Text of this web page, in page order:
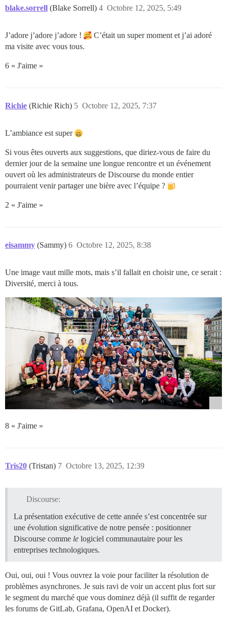
blake.sorrell (Blake Sorrell) Octobre 12, 2025, 5:49
4
J’adore j’adore j’adore !
C’était un super moment et j’ai adoré
ma visite avec vous tous.
6 « J'aime »
Richie (Richie Rich) Octobre 12, 2025, 7:37
5
L’ambiance est super
Si vous êtes ouverts aux suggestions, que diriez-vous de faire du
dernier jour de la semaine une longue rencontre et un événement
ouvert où les administrateurs de Discourse du monde entier
pourraient venir partager une bière avec l’équipe ?
2 « J'aime »
eisammy (Sammy) Octobre 12, 2025, 8:38
6
Une image vaut mille mots, mais s’il fallait en choisir une, ce serait :
Diversité, merci à tous.
8 « J'aime »
Tris20 (Tristan) Octobre 13, 2025, 12:39
7
Discourse:
La présentation exécutive de cette année s’est concentrée sur
une évolution significative de notre pensée : positionner
Discourse comme le logiciel communautaire pour les
entreprises technologiques.
Oui, oui, oui ! Vous ouvrez la voie pour faciliter la résolution de
problèmes asynchrones. Je suis ravi de voir un accent plus fort sur
le segment du marché que vous dominez déjà (il suffit de regarder
les forums de GitLab, Grafana, OpenAI et Docker).